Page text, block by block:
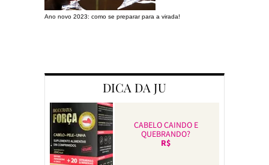
Ano novo 2023: como se preparar para a virada!
DICA DA JU
CABELO CAINDO E
QUEBRANDO?
R$